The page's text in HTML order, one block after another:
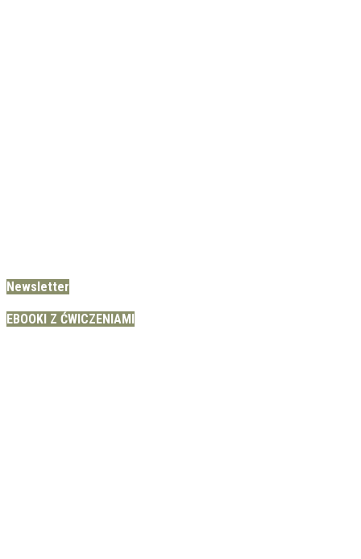
Newsletter
EBOOKI Z ĆWICZENIAMI